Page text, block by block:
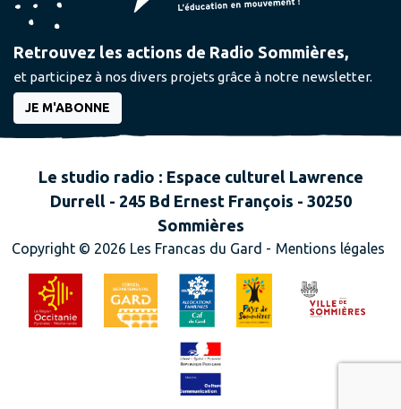
Retrouvez les actions de Radio Sommières,
et participez à nos divers projets grâce à notre newsletter.
JE M'ABONNE
Le studio radio : Espace culturel Lawrence
Durrell - 245 Bd Ernest François - 30250
Sommières
Copyright © 2026 Les Francas du Gard - Mentions légales